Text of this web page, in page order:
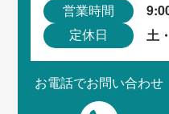
営業時間
定休日 土
お電話でお問い合わせ